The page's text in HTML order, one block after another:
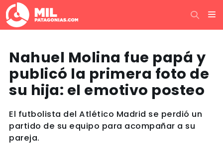
Nahuel Molina fue papá y
publicó la primera foto de
su hija: el emotivo posteo
El futbolista del Atlético Madrid se perdió un
partido de su equipo para acompañar a su
pareja.